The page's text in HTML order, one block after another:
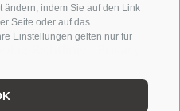
ändern, indem Sie auf den Link
Seite oder auf das
Einstellungen gelten nur für